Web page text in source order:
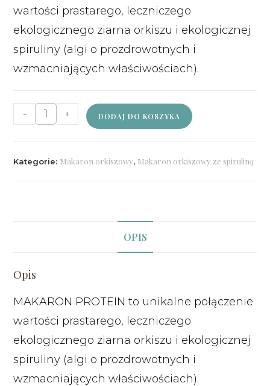
wartości prastarego, leczniczego
ekologicznego ziarna orkiszu i ekologicznej
spiruliny (algi o prozdrowotnych i
wzmacniających właściwościach).
- + DODAJ DO KOSZYKA
Kategorie: Makaron orkiszowy, Makaron orkiszowy ze spiruliną
OPIS
Opis
MAKARON PROTEIN to unikalne połączenie
wartości prastarego, leczniczego
ekologicznego ziarna orkiszu i ekologicznej
spiruliny (algi o prozdrowotnych i
wzmacniających właściwościach).